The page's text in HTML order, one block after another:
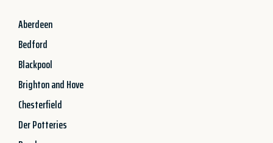
Aberdeen
Bedford
Blackpool
Brighton and Hove
Chesterfield
Der Potteries